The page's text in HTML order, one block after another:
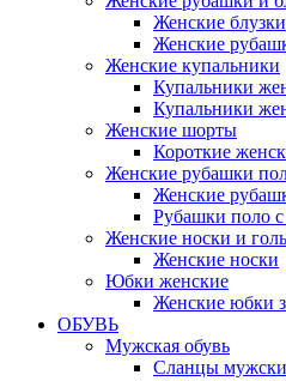
Женские блузки
Женские
Женские купальники
Купальники
Купальники
Женские шорты
Короткие
Женские рубашки
Женские
Рубашки поло
Женские носки и
Женские носки
Юбки женские
Женские юбки
ОБУВЬ
Мужская обувь
Сланцы